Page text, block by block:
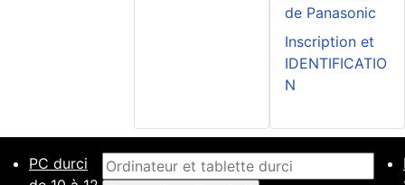
de Panasonic
Inscription et
IDENTIFICATIO
N
PC durci